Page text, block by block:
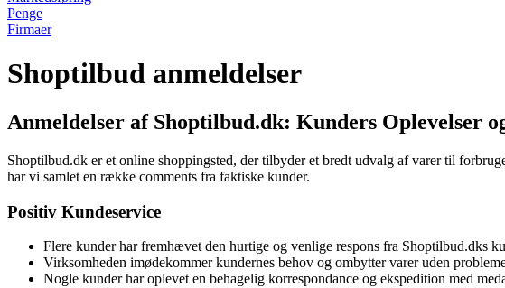
Penge
Firmaer
Shoptilbud anmeldelser
Anmeldelser af Shoptilbud.dk: Kunders Oplevelser
Shoptilbud.dk er et online shoppingsted, der tilbyder et bredt udvalg af varer til
har vi samlet en række comments fra faktiske kunder.
Positiv Kundeservice
Flere kunder har fremhævet den hurtige og venlige respons fra Shoptilbud.dks
Virksomheden imødekommer kundernes behov og ombytter varer uden
Nogle kunder har oplevet en behagelig korrespondance og ekspedition med